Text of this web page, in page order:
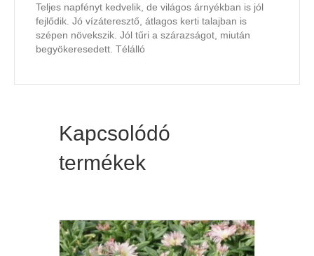
Teljes napfényt kedvelik, de világos árnyékban is jól
fejlődik. Jó vízáteresztő, átlagos kerti talajban is
szépen növekszik. Jól tűri a szárazságot, miután
begyökeresedett. Télálló
Kapcsolódó
termékek